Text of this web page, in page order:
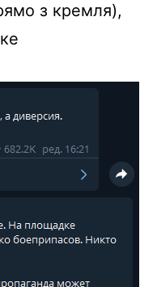
з кремля),